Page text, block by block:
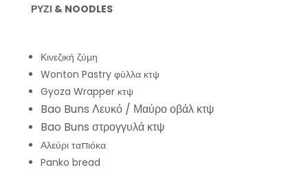
ΡΥΖΙ & NOODLES
Κινεζική ζύμη
Wonton Pastry φύλλα κτψ
Gyoza Wrapper κτψ
Bao Buns Λευκό / Μαύρο οβάλ κτψ
Bao Buns στρογγυλά κτψ
Αλεύρι ταπιόκα
Panko bread